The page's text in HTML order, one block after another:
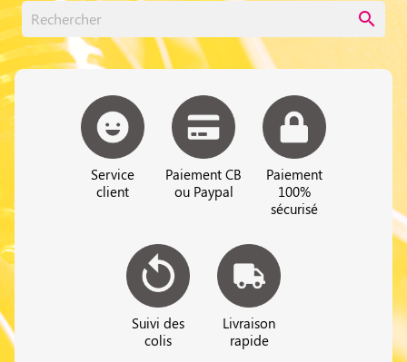
search
Service
client
Paiement CB
ou Paypal
Paiement
100%
sécurisé
Suivi des
colis
Livraison
rapide